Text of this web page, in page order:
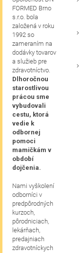
FORMED Brno
s.r.o. bola
založená v roku
1992 so
zameraním na
dodávky tovarov
a služieb pre
zdravotníctvo.
Dlhoročnou
starostlivou
prácou sme
vybudovali
cestu, ktorá
vedie k
odbornej
pomoci
mamičkám v
období
dojčenia.
Nami vyškolení
odborníci v
predpôrodných
kurzoch,
pôrodniciach,
lekárňach,
predajniach
zdravotníckych